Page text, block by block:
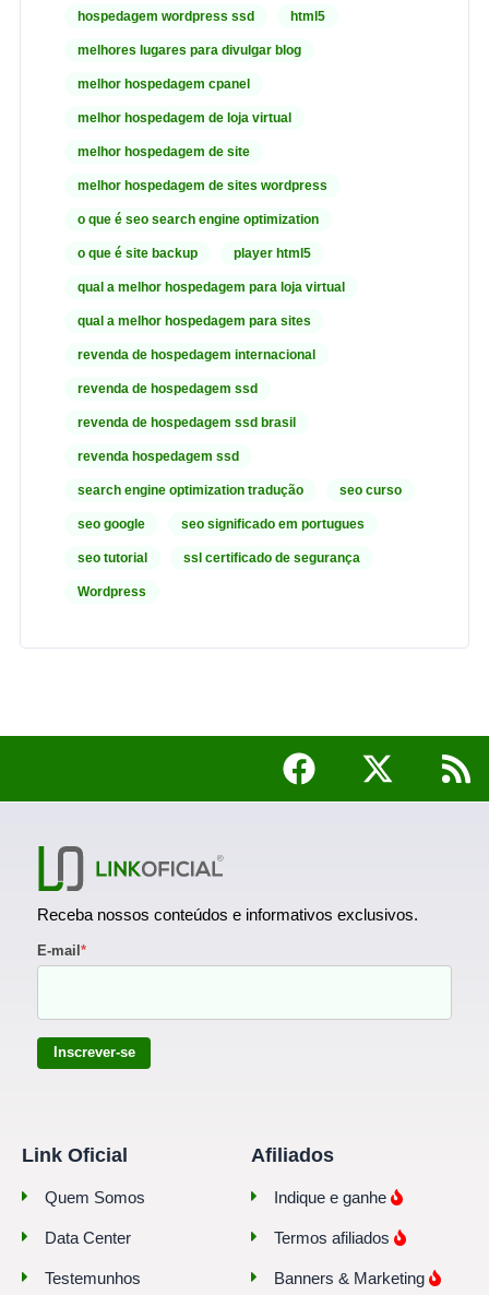
hospedagem wordpress ssd html5
melhores lugares para divulgar blog
melhor hospedagem cpanel
melhor hospedagem de loja virtual
melhor hospedagem de site
melhor hospedagem de sites wordpress
o que é seo search engine optimization
o que é site backup player html5
qual a melhor hospedagem para loja virtual
qual a melhor hospedagem para sites
revenda de hospedagem internacional
revenda de hospedagem ssd
revenda de hospedagem ssd brasil
revenda hospedagem ssd
search engine optimization tradução seo curso
seo google seo significado em portugues
seo tutorial ssl certificado de segurança
Wordpress
Receba nossos conteúdos e informativos exclusivos.
E-mail*
Inscrever-se
Link Oficial
Quem Somos
Data Center
Testemunhos
Afiliados
Indique e ganhe
Termos afiliados
Banners & Marketing